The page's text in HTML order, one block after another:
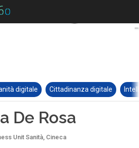
digitale Cittadinanza digitale
De Rosa
Unit Sanità, Cineca